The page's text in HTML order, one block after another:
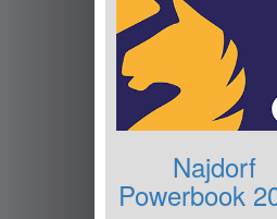
Najdorf
Powerbook